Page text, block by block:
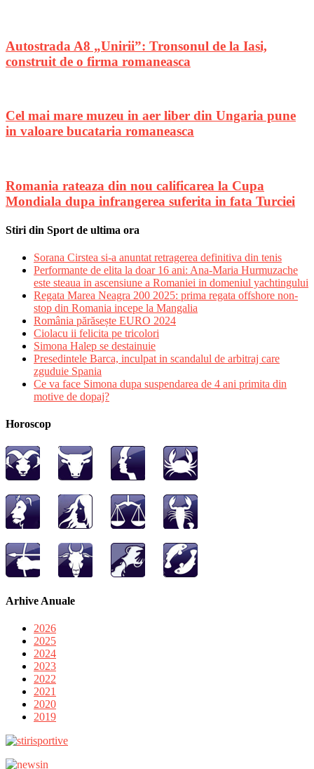
Autostrada A8 „Unirii”: Tronsonul de la Iasi,
construit de o firma romaneasca
Cel mai mare muzeu in aer liber din Ungaria pune
in valoare bucataria romaneasca
Romania rateaza din nou calificarea la Cupa
Mondiala dupa infrangerea suferita in fata Turciei
Stiri din Sport de ultima ora
Sorana Cirstea si-a anuntat retragerea definitiva din tenis
Performante de elita la doar 16 ani: Ana-Maria Hurmuzache
este steaua in ascensiune a Romaniei in domeniul yachtingului
Regata Marea Neagra 200 2025: prima regata offshore non-
stop din Romania incepe la Mangalia
România părăsește EURO 2024
Ciolacu ii felicita pe tricolori
Simona Halep se destainuie
Presedintele Barca, inculpat in scandalul de arbitraj care
zguduie Spania
Ce va face Simona dupa suspendarea de 4 ani primita din
motive de dopaj?
Horoscop
Arhive Anuale
2026
2025
2024
2023
2022
2021
2020
2019